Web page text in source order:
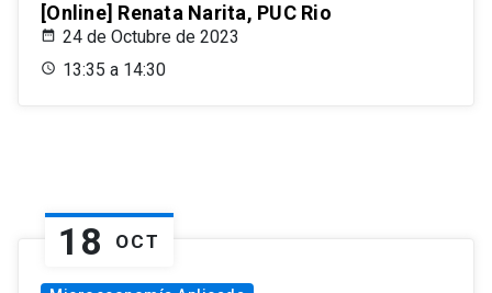
[Online] Renata Narita, PUC Rio
24 de Octubre de 2023
13:35 a 14:30
18 OCT